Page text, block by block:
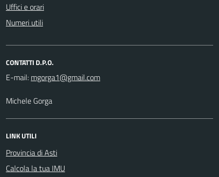
Uffici e orari
Numeri utili
CONTATTI D.P.O.
E-mail:
Michele Gorga
LINK UTILI
Provincia di Asti
Calcola la tua IMU